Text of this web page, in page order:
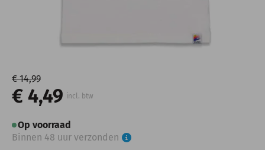
€ 14,99
€ 4,49 incl. btw
Op voorraad
Binnen 48 uur verzonden